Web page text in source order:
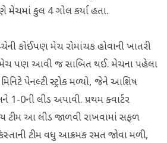
મેચમાં કુલ 4 ગોલ કર્યા હતા.
કોઈપણ મેચ રોમાંચક હોવાની ખાતરી
પણ આવી જ સાબિત થઈ. મેચના પહેલા
પેનલ્ટી સ્ટ્રોક મળ્યો, જેને આશિષ
1-0ની લીડ અપાવી. પ્રથમ ક્વાર્ટર
ટીમ આ લીડ જાળવી રાખવામાં સફળ
ટીમ વધુ આક્રમક રમત જોવા મળી,